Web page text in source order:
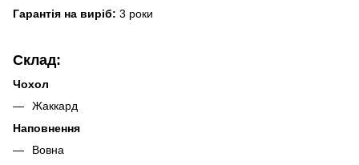
Гарантія на виріб: 3 роки
Склад:
Чохол
Жаккард
Наповнення
Вовна